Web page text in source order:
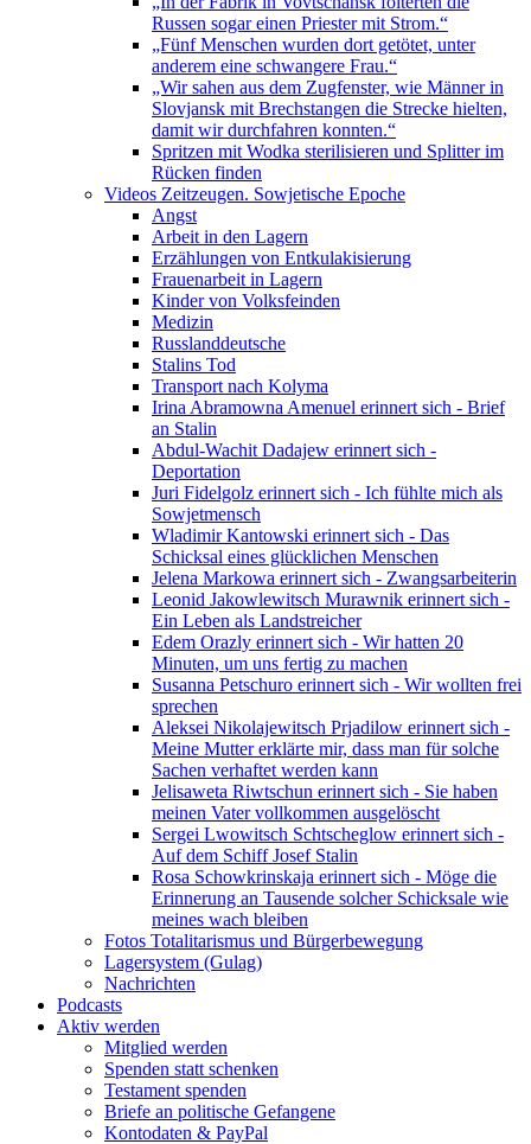
Russen sogar einen Priester mit Strom.“
„Fünf Menschen wurden dort getötet, unter
anderem eine schwangere Frau.“
„Wir sahen aus dem Zugfenster, wie Männer in
Slovjansk mit Brechstangen die Strecke hielten,
damit wir durchfahren konnten.“
Spritzen mit Wodka sterilisieren und Splitter im
Rücken finden
Videos Zeitzeugen. Sowjetische Epoche
Angst
Arbeit in den Lagern
Erzählungen von Entkulakisierung
Frauenarbeit in Lagern
Kinder von Volksfeinden
Medizin
Russlanddeutsche
Stalins Tod
Transport nach Kolyma
Irina Abramowna Amenuel erinnert sich - Brief
an Stalin
Abdul-Wachit Dadajew erinnert sich -
Deportation
Juri Fidelgolz erinnert sich - Ich fühlte mich als
Sowjetmensch
Wladimir Kantowski erinnert sich - Das
Schicksal eines glücklichen Menschen
Jelena Markowa erinnert sich - Zwangsarbeiterin
Leonid Jakowlewitsch Murawnik erinnert sich -
Ein Leben als Landstreicher
Edem Orazly erinnert sich - Wir hatten 20
Minuten, um uns fertig zu machen
Susanna Petschuro erinnert sich - Wir wollten frei
sprechen
Aleksei Nikolajewitsch Prjadilow erinnert sich -
Meine Mutter erklärte mir, dass man für solche
Sachen verhaftet werden kann
Jelisaweta Riwtschun erinnert sich - Sie haben
meinen Vater vollkommen ausgelöscht
Sergei Lwowitsch Schtscheglow erinnert sich -
Auf dem Schiff Josef Stalin
Rosa Schowkrinskaja erinnert sich - Möge die
Erinnerung an Tausende solcher Schicksale wie
meines wach bleiben
Fotos Totalitarismus und Bürgerbewegung
Lagersystem (Gulag)
Nachrichten
Podcasts
Aktiv werden
Mitglied werden
Spenden statt schenken
Testament spenden
Briefe an politische Gefangene
Kontodaten & PayPal